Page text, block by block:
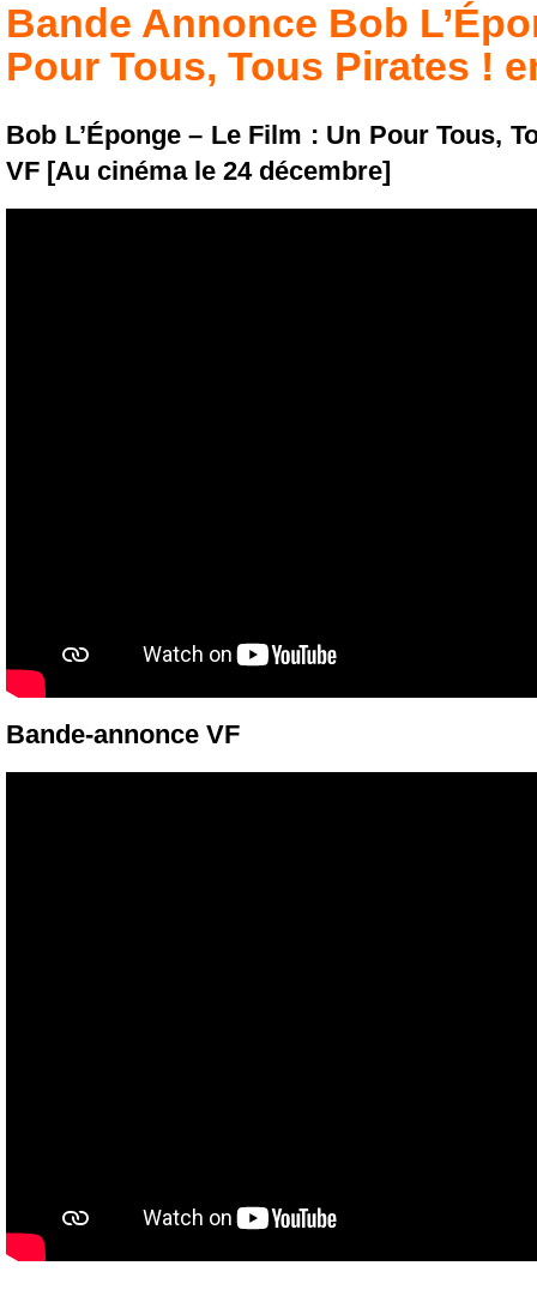
Bande Annonce Bob
Pour Tous, Tous Pirates !
Bob L’Éponge – Le Film : Un Pour Tous,
VF [Au cinéma le 24 décembre]
Bande-annonce VF